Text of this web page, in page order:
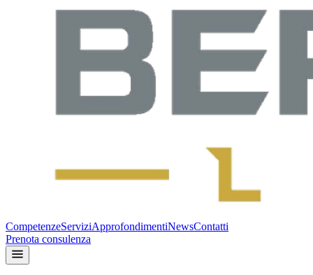
CompetenzeServiziApprofondimentiNewsContatti
Prenota consulenza